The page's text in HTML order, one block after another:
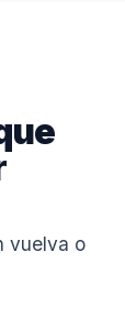
vuelva o